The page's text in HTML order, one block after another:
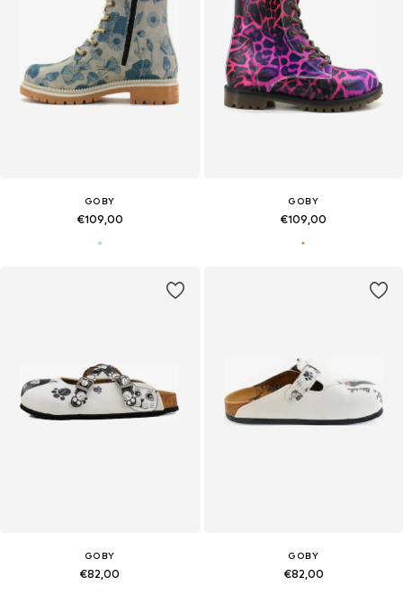
GOBY
€109,00
GOBY
€109,00
GOBY
€82,00
GOBY
€82,00